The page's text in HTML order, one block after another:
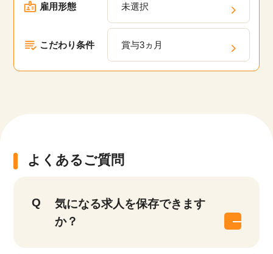
雇用形態 未選択
こだわり条件 賞与3ヵ月
よくあるご質問
気になる求人を保存できます
か？